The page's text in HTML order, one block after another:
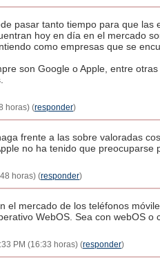
pasar tanto tiempo para que
hoy en día en el mercado
como empresas que se
son Google o Apple, entre
horas) (responder)
frente a las sobre valoradas
no ha tenido que preocuparse
horas) (responder)
el mercado de los teléfonos
WebOS. Sea con webOS
PM (16:33 horas) (responder)